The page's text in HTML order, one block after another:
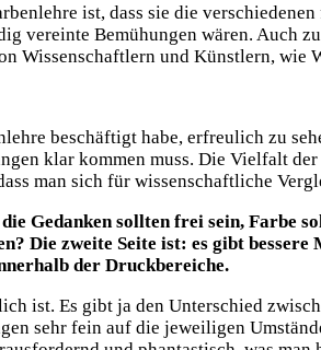
ist, dass sie die
vereinte Bemühungen wären. Auch
Wissenschaftlern und Künstlern, wie
beschäftigt habe, erfreulich zu
klar kommen muss. Die Vielfalt
man sich für wissenschaftliche
Gedanken sollten frei sein, Farbe
Die zweite Seite ist: es gibt
der Druckbereiche.
ist. Es gibt ja den Unterschied
sehr fein auf die jeweiligen